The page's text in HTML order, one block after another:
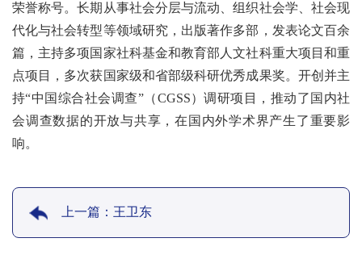
荣誉称号。长期从事社会分层与流动、组织社会学、社会现
代化与社会转型等领域研究，出版著作多部，发表论文百余
篇，主持多项国家社科基金和教育部人文社科重大项目和重
点项目，多次获国家级和省部级科研优秀成果奖。开创并主
持“中国综合社会调查”（CGSS）调研项目，推动了国内社
会调查数据的开放与共享，在国内外学术界产生了重要影
响。
上一篇：王卫东